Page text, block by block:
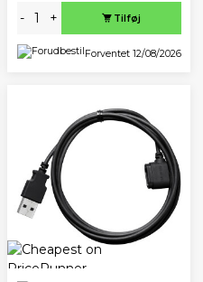
- + Tilføj
Forventet 12/08/2026